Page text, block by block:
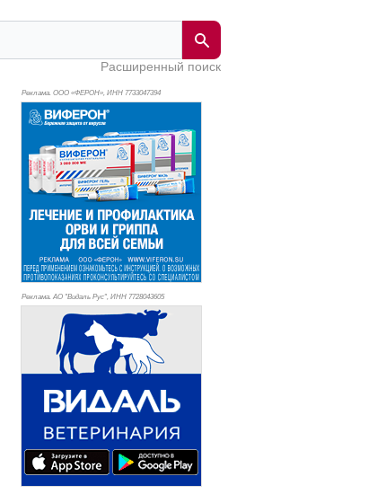
Расширенный поиск
Реклама. ООО «ФЕРОН», ИНН 7733047394
Реклама. АО "Видаль Рус", ИНН 7728043605